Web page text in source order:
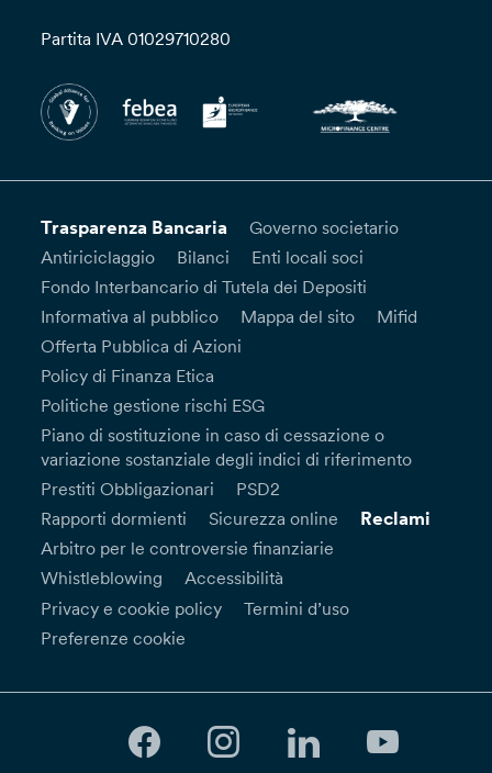
Partita IVA 01029710280
Trasparenza Bancaria
Governo societario
Antiriciclaggio
Bilanci
Enti locali soci
Fondo Interbancario di Tutela dei Depositi
Informativa al pubblico
Mappa del sito
Mifid
Offerta Pubblica di Azioni
Policy di Finanza Etica
Politiche gestione rischi ESG
Piano di sostituzione in caso di cessazione o
variazione sostanziale degli indici di riferimento
Prestiti Obbligazionari
PSD2
Rapporti dormienti
Sicurezza online Reclami
Arbitro per le controversie finanziarie
Whistleblowing
Accessibilità
Privacy e cookie policy
Termini d’uso
Preferenze cookie